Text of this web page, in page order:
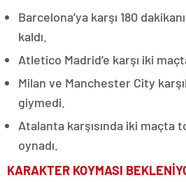
Barcelona’ya karşı 180
kaldı.
Atletico Madrid’e karşı iki
Milan ve Manchester City
giymedi.
Atalanta karşısında iki maçta
oynadı.
KARAKTER KOYMASI